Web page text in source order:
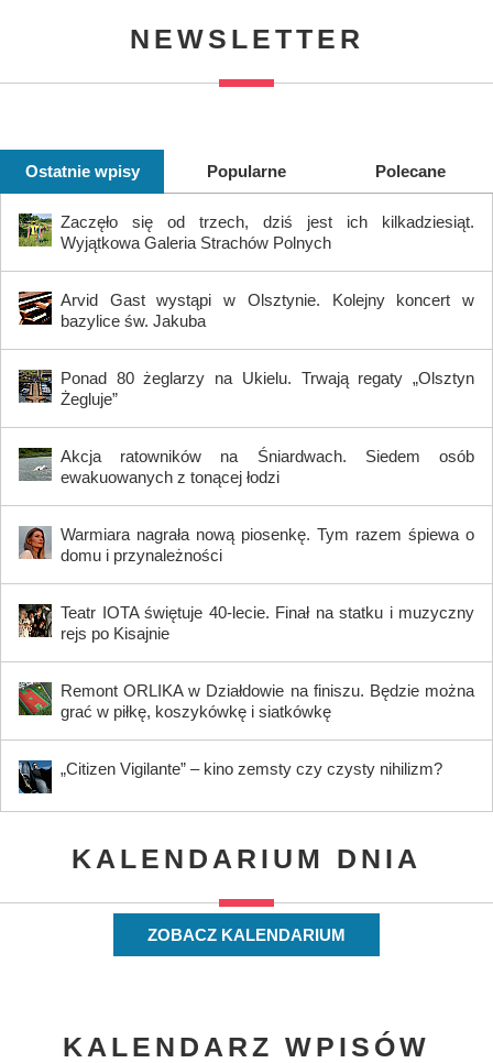
NEWSLETTER
Ostatnie wpisy Popularne Polecane
Zaczęło się od trzech, dziś jest ich kilkadziesiąt.
Wyjątkowa Galeria Strachów Polnych
Arvid Gast wystąpi w Olsztynie. Kolejny koncert w
bazylice św. Jakuba
Ponad 80 żeglarzy na Ukielu. Trwają regaty „Olsztyn
Żegluje”
Akcja ratowników na Śniardwach. Siedem osób
ewakuowanych z tonącej łodzi
Warmiara nagrała nową piosenkę. Tym razem śpiewa o
domu i przynależności
Teatr IOTA świętuje 40-lecie. Finał na statku i muzyczny
rejs po Kisajnie
Remont ORLIKA w Działdowie na finiszu. Będzie można
grać w piłkę, koszykówkę i siatkówkę
„Citizen Vigilante” – kino zemsty czy czysty nihilizm?
KALENDARIUM DNIA
ZOBACZ KALENDARIUM
KALENDARZ WPISÓW